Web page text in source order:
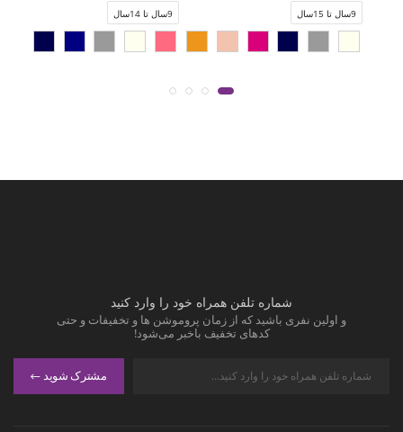
9سال تا 15سال 9سال تا 14سال
شماره تلفن همراه خود را وارد کنید
و اولین نفری باشید که از زمان پروموشن ها و تخفیفات و حتی
کدهای تخفیف باخبر می‌شود!
مشترک شوید